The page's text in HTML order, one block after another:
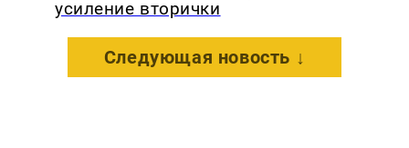
усиление вторички
Следующая новость ↓